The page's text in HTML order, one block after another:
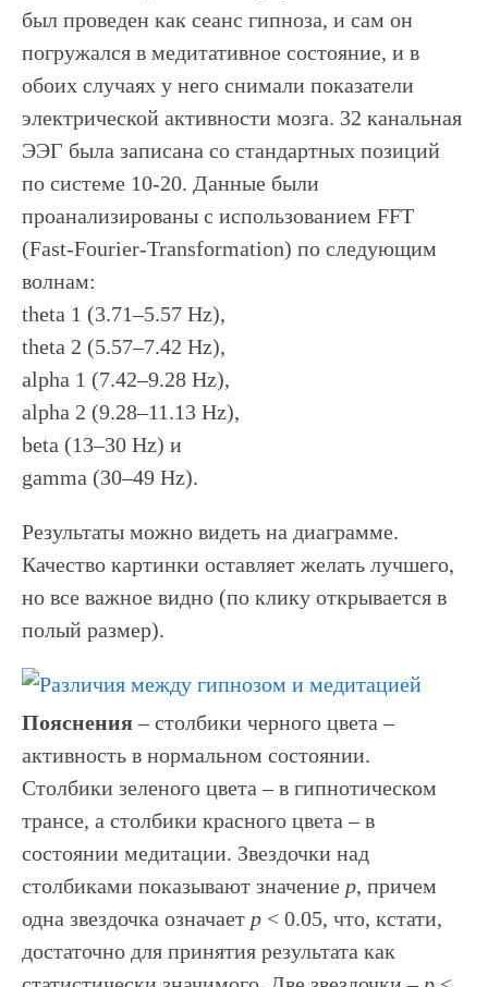
был проведен как сеанс гипноза, и сам он
погружался в медитативное состояние, и в
обоих случаях у него снимали показатели
электрической активности мозга. 32 канальная
ЭЭГ была записана со стандартных позиций
по системе 10-20. Данные были
проанализированы с использованием FFT
(Fast-Fourier-Transformation) по следующим
волнам:
theta 1 (3.71–5.57 Hz),
theta 2 (5.57–7.42 Hz),
alpha 1 (7.42–9.28 Hz),
alpha 2 (9.28–11.13 Hz),
beta (13–30 Hz) и
gamma (30–49 Hz).
Результаты можно видеть на диаграмме.
Качество картинки оставляет желать лучшего,
но все важное видно (по клику открывается в
полый размер).
Пояснения– столбики черного цвета –
активность в нормальном состоянии.
Столбики зеленого цвета – в гипнотическом
трансе, а столбики красного цвета – в
состоянии медитации. Звездочки над
столбиками показывают значение p, причем
одна звездочка означает p < 0.05, что, кстати,
достаточно для принятия результата как